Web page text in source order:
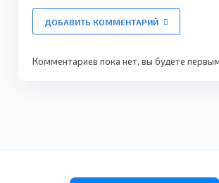
ДОБАВИТЬ КОММЕНТАРИЙ
Комментариев пока нет, вы будете